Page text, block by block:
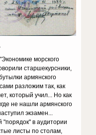
морского
старшекурсники,
армянского
разложим так, как
который учил... Но как
не нашли армянского
экзамен...
в аудитории
листы по столам,